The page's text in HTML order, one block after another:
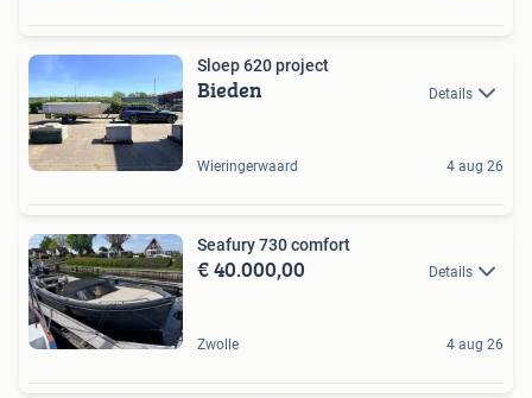
Sloep 620 project
Bieden Details
Wieringerwaard 4 aug 26
Seafury 730 comfort
€ 40.000,00 Details
Zwolle 4 aug 26